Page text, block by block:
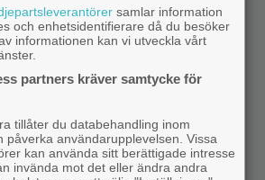
samlar information
och enhetsidentifierare då du besöker
informationen kan vi utveckla vårt
partners kräver samtycke för
tillåter du databehandling inom
påverka användarupplevelsen. Vissa
kan använda sitt berättigade intresse
invända mot det eller ändra andra